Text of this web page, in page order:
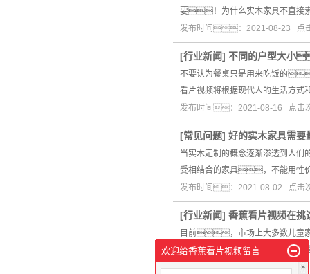
要！为什么实木家具不直接
发布时间：2021-08-23 点
[行业新闻] 不同的户型大小
不要认为餐桌只是用来吃饭的
看片视频将根据现代人的生活
发布时间：2021-08-16 点
[常见问题] 好的实木家具需要
当实木定制的概念逐渐渗透到
受相结合的家具，不能用
发布时间：2021-08-02 点
[行业新闻] 香蕉看片视频在挑
目前，市场上大多数儿童
因。长期接触低剂量甲
欢迎给香蕉看片视频留言